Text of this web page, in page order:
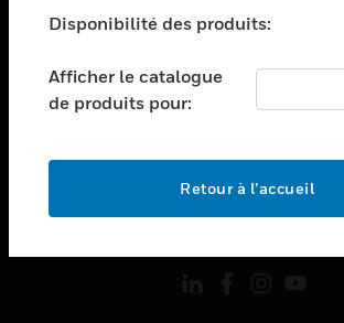
toggle view
toggle view
NOUS CONTACTER
MENTIONS LÉGALES
Disponibilité des produits:
Afficher le catalogue
de produits pour:
Retour à l’accueil